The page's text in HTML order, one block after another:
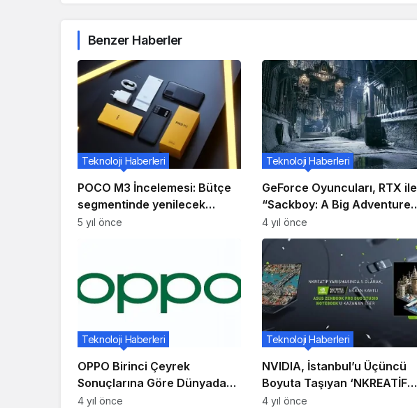
Benzer Haberler
POCO M3 İncelemesi: Bütçe
segmentinde yenilecek
Telefon
Teknoloji Haberleri
5 yıl önce
GeForce Oyuncuları, RTX ile
“Sackboy: A Big Adventure”
ve DLSS 3 ile “F1 22” için
Oyuna Hazır “Warhammer
40,000: Darktide” Bundle
Paketi
Teknoloji Haberleri
4 yıl önce
OPPO Birinci Çeyrek
Sonuçlarına Göre Dünyada
Dördüncü Sırada
Teknoloji Haberleri
4 yıl önce
NVIDIA, İstanbul’u Üçüncü
Boyuta Taşıyan ‘NKREATİF
Sanatçılar’ı Belirledi
Teknoloji Haberleri
4 yıl önce